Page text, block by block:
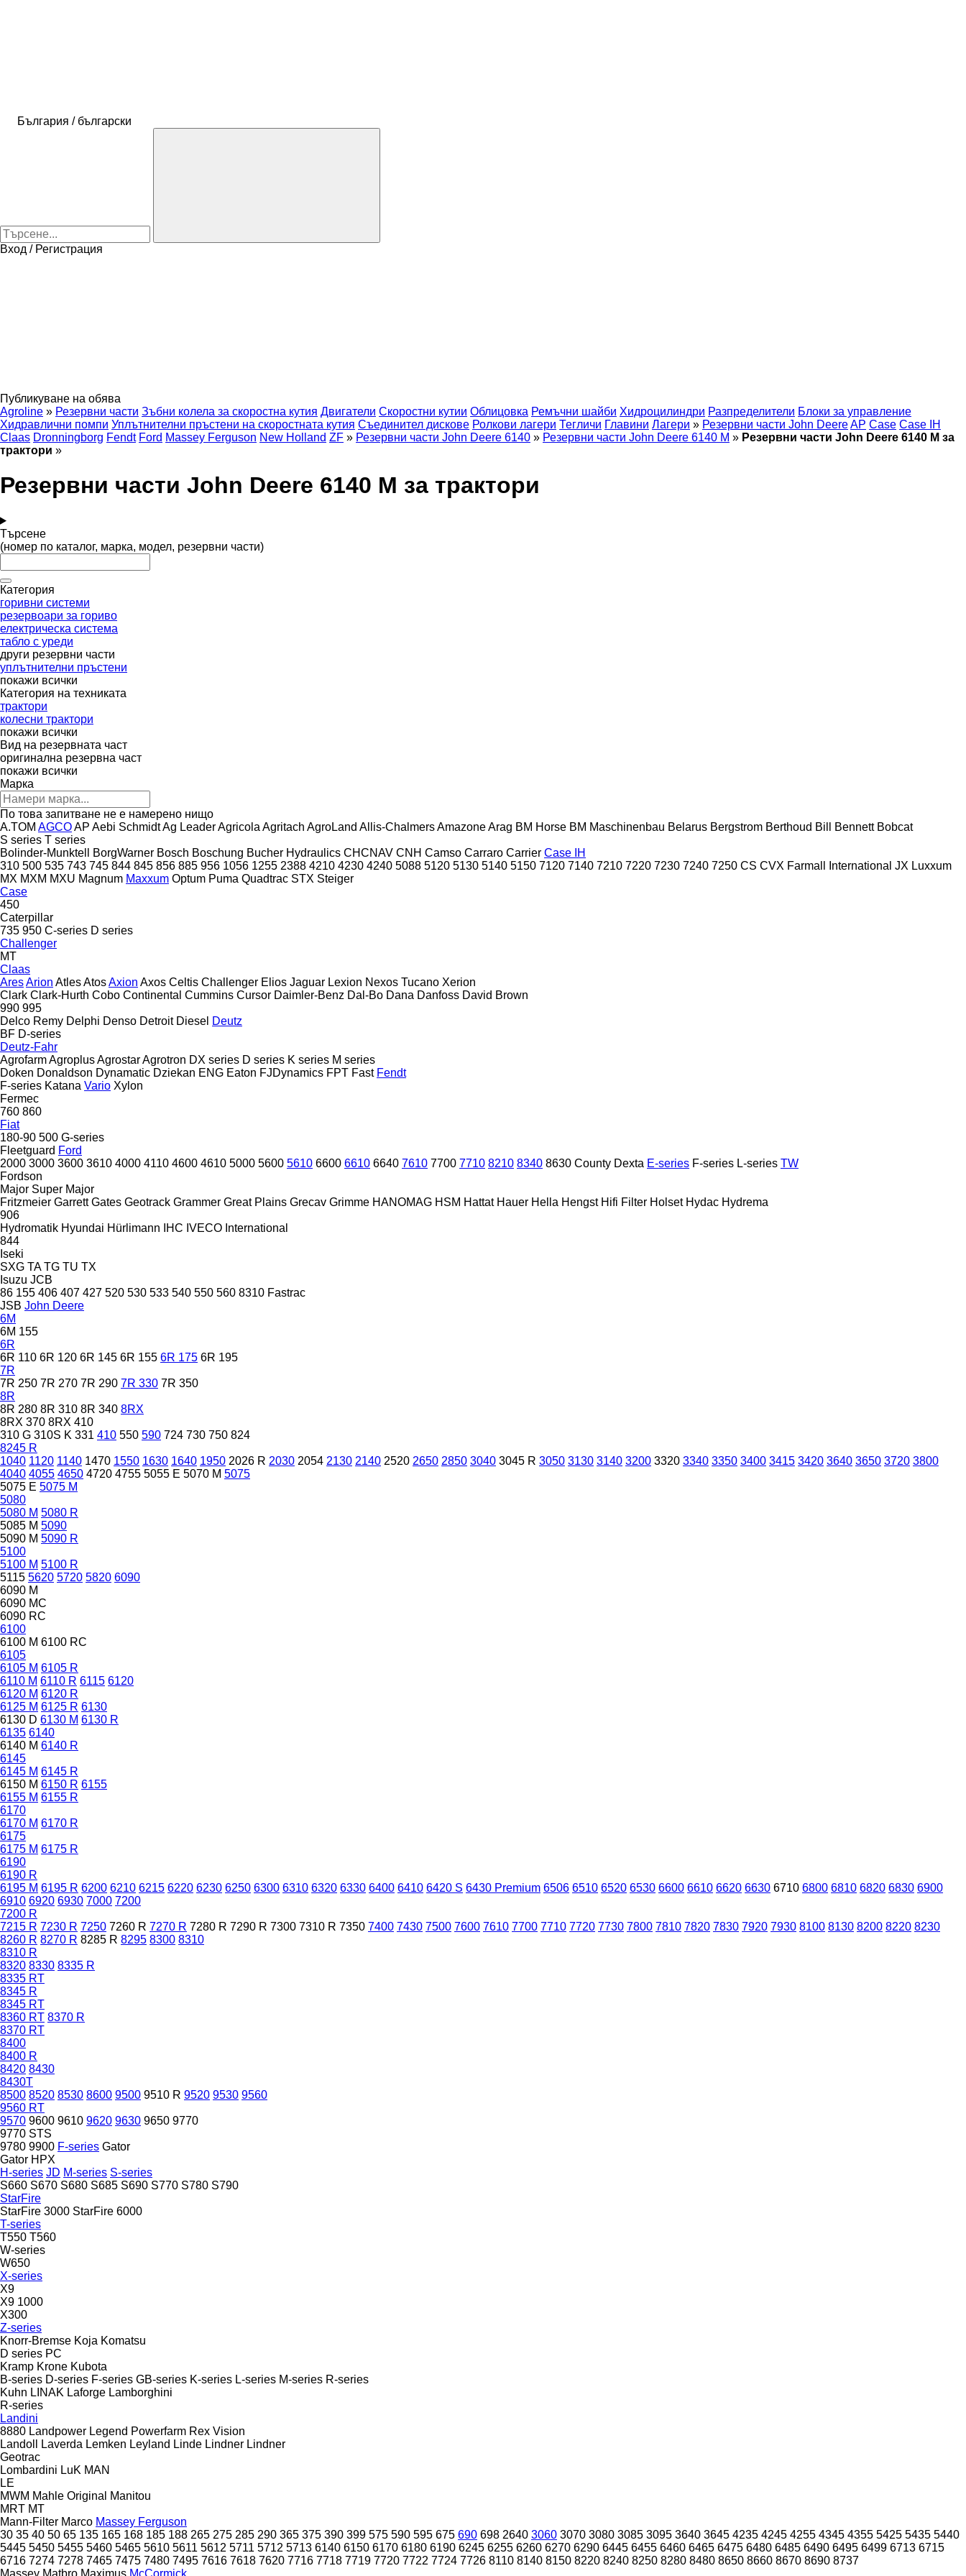
България / български
Вход / Регистрация
Публикуване на обява
Agroline » Резервни части Зъбни колела за скоростна кутия Двигатели Скоростни кутии Облицовка Ремъчни шайби Хидроцилиндри Разпределители Блоки за управление
Хидравлични помпи Уплътнителни пръстени на скоростната кутия Съединител дискове Ролкови лагери Тегличи Главини Лагери » Резервни части John DeereAP Case Case IH
Claas Dronningborg Fendt Ford Massey Ferguson New Holland ZF » Резервни части John Deere 6140 » Резервни части John Deere 6140 M » Резервни части John Deere 6140 M за
трактори »
Резервни части John Deere 6140 M за трактори
Търсене
(номер по каталог, марка, модел, резервни части)
Категория
горивни системи
резервоари за гориво
електрическа система
табло с уреди
други резервни части
уплътнителни пръстени
покажи всички
Категория на техниката
трактори
колесни трактори
покажи всички
Вид на резервната част
оригинална резервна част
покажи всички
Марка
По това запитване не е намерено нищо
A.TOM AGCOAP Aebi SchmidtAg LeaderAgricola Agritach AgroLand Allis-ChalmersAmazoneArag BM Horse BM Maschinenbau Belarus Bergstrom Berthoud Bill Bennett Bobcat
S series T series
Bolinder-Munktell
BorgWarner Bosch Boschung Bucher Hydraulics CHCNAV CNH Camso Carraro Carrier Case IH
310 500 535 743 745 844 845 856 885 956 1056 1255 2388 4210 4230 4240 5088 5120 5130 5140 5150 7120 7140 7210 7220 7230 7240 7250 CS CVX Farmall International JX Luxxum
MX MXM MXU Magnum Maxxum Optum Puma Quadtrac STX Steiger
Case
450
Caterpillar
735 950 C-series D series
Challenger
MT
Claas
AresArion AtlesAtosAxion Axos Celtis Challenger Elios Jaguar Lexion Nexos Tucano Xerion
Clark Clark-Hurth Cobo Continental Cummins Cursor Daimler-Benz Dal-Bo Dana Danfoss David Brown
990 995
Delco Remy Delphi Denso Detroit Diesel Deutz
BF D-series
Deutz-Fahr
AgrofarmAgroplusAgrostarAgrotron DX series D series K series M series
Doken Donaldson Dynamatic Dziekan ENG Eaton FJDynamics FPT Fast Fendt
F-series Katana Vario Xylon
Fermec
760 860
Fiat
180-90 500 G-series
Fleetguard Ford
2000 3000 3600 3610 4000 4110 4600 4610 5000 5600 5610 6600 6610 6640 7610 7700 7710 8210 8340 8630 County Dexta E-series F-series L-series TW
Fordson
Major Super Major
Fritzmeier Garrett Gates Geotrack Grammer Great Plains Grecav Grimme HANOMAG HSM Hattat Hauer Hella Hengst Hifi Filter Holset Hydac Hydrema
906
Hydromatik Hyundai Hürlimann IHC IVECO International
844
Iseki
SXG TA TG TU TX
Isuzu JCB
86 155 406 407 427 520 530 533 540 550 560 8310 Fastrac
JSB John Deere
6M
6M 155
6R
6R 110 6R 120 6R 145 6R 155 6R 175 6R 195
7R
7R 250 7R 270 7R 290 7R 330 7R 350
8R
8R 280 8R 310 8R 340 8RX
8RX 370 8RX 410
310 G 310S K 331 410 550 590 724 730 750 824
8245 R
1040 1120 1140 1470 1550 1630 1640 1950 2026 R 2030 2054 2130 2140 2520 2650 2850 3040 3045 R 3050 3130 3140 3200 3320 3340 3350 3400 3415 3420 3640 3650 3720 3800
4040 4055 4650 4720 4755 5055 E 5070 M 5075
5075 E 5075 M
5080
5080 M 5080 R
5085 M 5090
5090 M 5090 R
5100
5100 M 5100 R
5115 5620 5720 5820 6090
6090 M
6090 MC
6090 RC
6100
6100 M 6100 RC
6105
6105 M 6105 R
6110 M 6110 R 6115 6120
6120 M 6120 R
6125 M 6125 R 6130
6130 D 6130 M 6130 R
6135 6140
6140 M 6140 R
6145
6145 M 6145 R
6150 M 6150 R 6155
6155 M 6155 R
6170
6170 M 6170 R
6175
6175 M 6175 R
6190
6190 R
6195 M 6195 R 6200 6210 6215 6220 6230 6250 6300 6310 6320 6330 6400 6410 6420 S 6430 Premium 6506 6510 6520 6530 6600 6610 6620 6630 6710 6800 6810 6820 6830 6900
6910 6920 6930 7000 7200
7200 R
7215 R 7230 R 7250 7260 R 7270 R 7280 R 7290 R 7300 7310 R 7350 7400 7430 7500 7600 7610 7700 7710 7720 7730 7800 7810 7820 7830 7920 7930 8100 8130 8200 8220 8230
8260 R 8270 R 8285 R 8295 8300 8310
8310 R
8320 8330 8335 R
8335 RT
8345 R
8345 RT
8360 RT 8370 R
8370 RT
8400
8400 R
8420 8430
8430T
8500 8520 8530 8600 9500 9510 R 9520 9530 9560
9560 RT
9570 9600 9610 9620 9630 9650 9770
9770 STS
9780 9900 F-series Gator
Gator HPX
H-series JD M-series S-series
S660 S670 S680 S685 S690 S770 S780 S790
StarFire
StarFire 3000 StarFire 6000
T-series
T550 T560
W-series
W650
X-series
X9
X9 1000
X300
Z-series
Knorr-Bremse Koja Komatsu
D series PC
Kramp Krone Kubota
B-series D-series F-series GB-series K-series L-series M-series R-series
Kuhn LINAK Laforge Lamborghini
R-series
Landini
8880 Landpower Legend Powerfarm Rex Vision
Landoll
Laverda Lemken Leyland Linde Lindner Lindner
Geotrac
Lombardini LuK MAN
LE
MWM Mahle Original
Manitou
MRT MT
Mann-Filter Marco Massey Ferguson
30 35 40 50 65 135 165 168 185 188 265 275 285 290 365 375 390 399 575 590 595 675 690 698 2640 3060 3070 3080 3085 3095 3640 3645 4235 4245 4255 4345 4355 5425 5435 5440
5445 5450 5455 5460 5465 5610 5611 5612 5711 5712 5713 6140 6150 6170 6180 6190 6245 6255 6260 6270 6290 6445 6455 6460 6465 6475 6480 6485 6490 6495 6499 6713 6715
6716 7274 7278 7465 7475 7480 7495 7616 7618 7620 7716 7718 7719 7720 7722 7724 7726 8110 8140 8150 8220 8240 8250 8280 8480 8650 8660 8670 8690 8737
Massey Matbro Maximus McCormick